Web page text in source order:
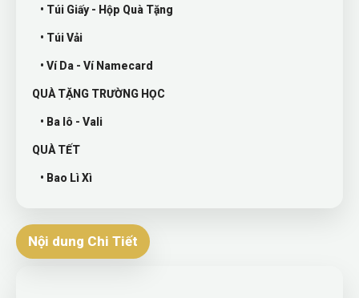
• Túi Giấy - Hộp Quà Tặng
• Túi Vải
• Ví Da - Ví Namecard
QUÀ TẶNG TRƯỜNG HỌC
• Ba lô - Vali
QUÀ TẾT
• Bao Lì Xì
Nội dung Chi Tiết